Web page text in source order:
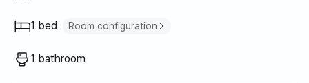
1 bed Room configuration
1 bathroom